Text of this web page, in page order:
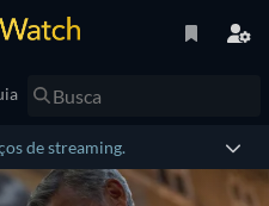
de streaming.